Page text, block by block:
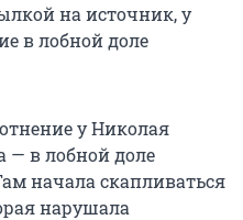
на источник, у
в лобной доле
у Николая
— в лобной доле
начала скапливаться
нарушала